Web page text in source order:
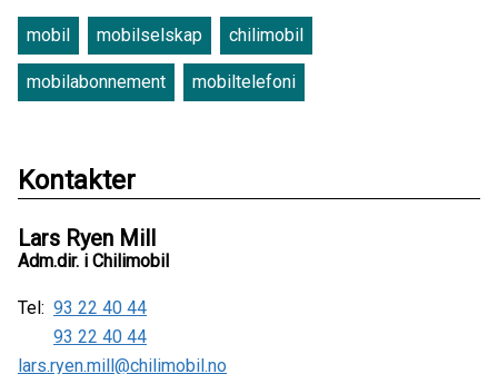
mobil mobilselskap chilimobil
mobilabonnement mobiltelefoni
Kontakter
Lars Ryen Mill
Adm.dir. i Chilimobil
Tel: 93 22 40 44
93 22 40 44
lars.ryen.mill@chilimobil.no